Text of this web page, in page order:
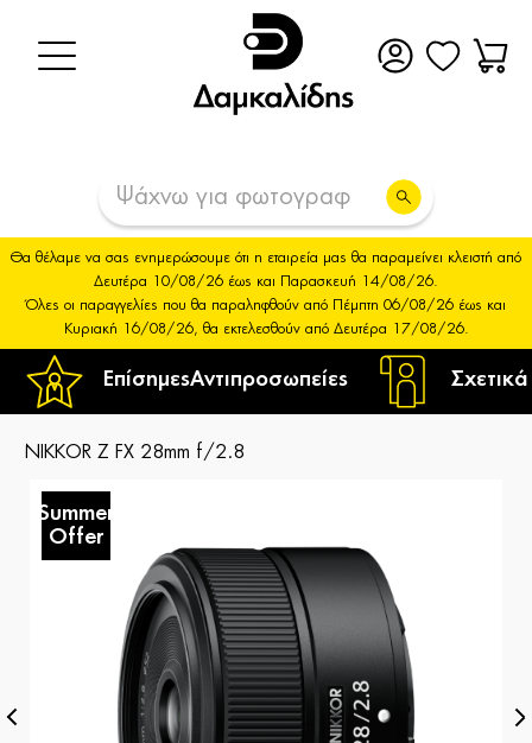
ΕπίσημεςΑντιπροσωπείες
Θα θέλαμε να σας ενημερώσουμε ότι η εταιρεία μας θα παραμείνει κλειστή από
Δευτέρα 10/08/26 έως και Παρασκευή 14/08/26.
Όλες οι παραγγελίες που θα παραληφθούν από Πέμπτη 06/08/26 έως και
Κυριακή 16/08/26, θα εκτελεσθούν από Δευτέρα 17/08/26.
NIKKOR Z FX 28mm f/2.8
Summer
Offer